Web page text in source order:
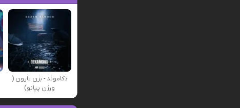
دکاموند - بزن بارون (
ورژن پیانو)